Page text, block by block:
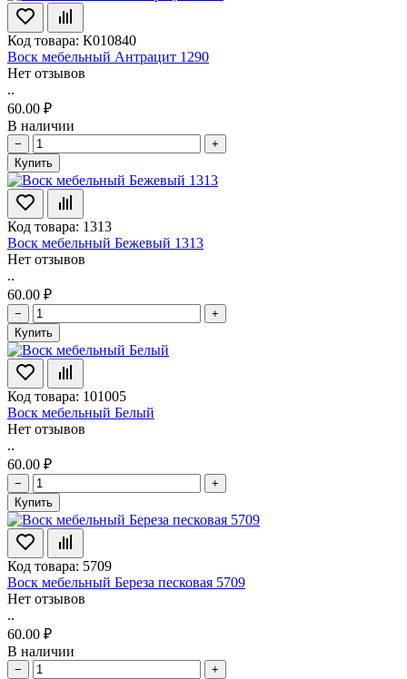
Код товара: К010840
Воск мебельный Антрацит 1290
Нет отзывов
..
60.00 ₽
В наличии
−
+
Купить
Код товара: 1313
Воск мебельный Бежевый 1313
Нет отзывов
..
60.00 ₽
−
+
Купить
Код товара: 101005
Воск мебельный Белый
Нет отзывов
..
60.00 ₽
−
+
Купить
Код товара: 5709
Воск мебельный Береза песковая 5709
Нет отзывов
..
60.00 ₽
В наличии
−
+